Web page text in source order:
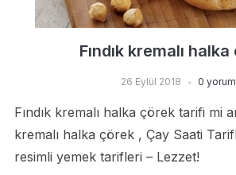
Fındık kremalı
26 Eylül 2018 0 yorum
Fındık kremalı halka çörek tarifi mi
kremalı halka çörek , Çay Saati
resimli yemek tarifleri – Lezzet!